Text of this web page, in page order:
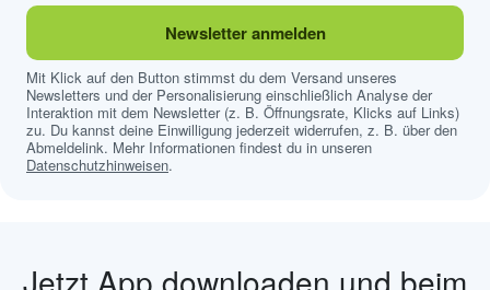
Newsletter anmelden
Mit Klick auf den Button stimmst du dem Versand unseres
Newsletters und der Personalisierung einschließlich Analyse der
Interaktion mit dem Newsletter (z. B. Öffnungsrate, Klicks auf Links)
zu. Du kannst deine Einwilligung jederzeit widerrufen, z. B. über den
Abmeldelink. Mehr Informationen findest du in unseren
Datenschutzhinweisen.